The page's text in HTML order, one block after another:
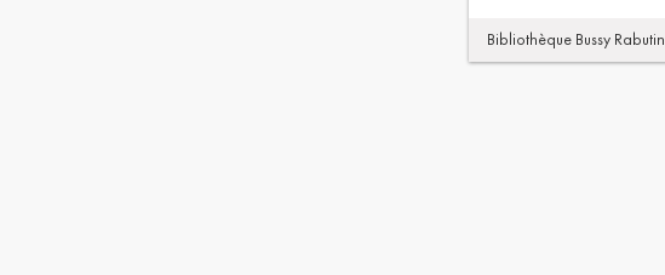
Bibliothèque Bussy Rabutin